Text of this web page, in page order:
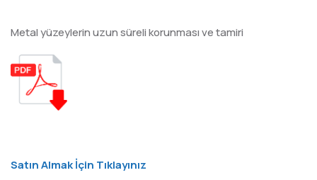
Metal yüzeylerin uzun süreli korunması ve tamiri
Satın Almak İçin Tıklayınız